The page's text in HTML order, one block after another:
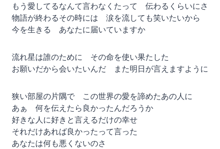
もう愛してるなんて言わなくたって 伝わるくらいにさ
物語が終わるその時には 涙を流しても笑いたいから
今を生きる あなたに届いていますか
流れ星は誰のために その命を使い果たした
お願いだから会いたいんだ また明日が言えますように
狭い部屋の片隅で この世界の愛を諦めたあの人に
あぁ 何を伝えたら良かったんだろうか
好きな人に好きと言えるだけの幸せ
それだけあれば良かったって言った
あなたは何も悪くないのさ